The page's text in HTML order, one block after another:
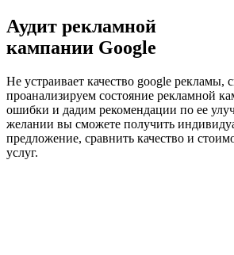
Аудит рекламной
кампании Google
Не устраивает качество google
проанализируем состояние рекламной
ошибки и дадим рекомендации по ее
желании вы сможете получить
предложение, сравнить качество и
услуг.